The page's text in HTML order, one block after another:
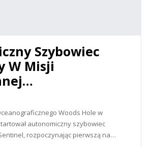
Szybowiec
W Misji
Woods Hole w
autonomiczny szybowiec
rozpoczynając pierwszą na…